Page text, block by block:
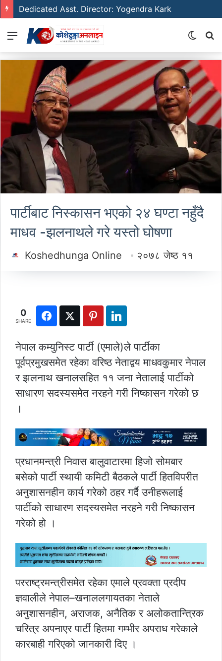
Dedicated Asst. Director: Yogendra Kark
Menu
Switch
पार्टीबाट निस्कासन भएको २४ घण्टा नहुँदै
माधव -झलनाथले गरे यस्तो घोषणा
Koshedhunga Online २०७८ जेष्ठ ११
0
SHARE
नेपाल कम्युनिस्ट पार्टी (एमाले)ले पार्टीका
पूर्वप्रमुखसमेत रहेका वरिष्ठ नेताद्वय माधवकुमार नेपाल
र झलनाथ खनालसहित ११ जना नेतालाई पार्टीको
साधारण सदस्यसमेत नरहने गरी निष्कासन गरेको छ
।
प्रधानमन्त्री निवास बालुवाटारमा हिजो सोमबार
बसेको पार्टी स्थायी कमिटी बैठकले पार्टी हितविपरीत
अनुशासनहीन कार्य गरेको ठहर गर्दै उनीहरूलाई
पार्टीको साधारण सदस्यसमेत नरहने गरी निष्कासन
गरेको हो ।
परराष्ट्रमन्त्रीसमेत रहेका एमाले प्रवक्ता प्रदीप
ज्ञवालीले नेपाल–खनाललगायतका नेताले
अनुशासनहीन, अराजक, अनैतिक र अलोकतान्त्रिक
चरित्र अपनाएर पार्टी हितमा गम्भीर अपराध गरेकाले
कारबाही गरिएको जानकारी दिए ।